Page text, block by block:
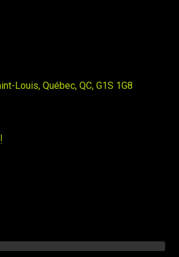
Louis, Québec, QC, G1S 1G8